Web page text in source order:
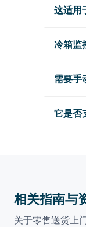
这适用
冷箱监
需要手
它是否
相关指南与
关于零售送货上